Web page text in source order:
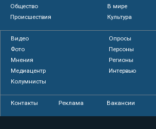
Общество
В мире
Происшествия
Культура
Видео
Опросы
Фото
Персоны
Мнения
Регионы
Медиацентр
Интервью
Колумнисты
Контакты Реклама Вакансии